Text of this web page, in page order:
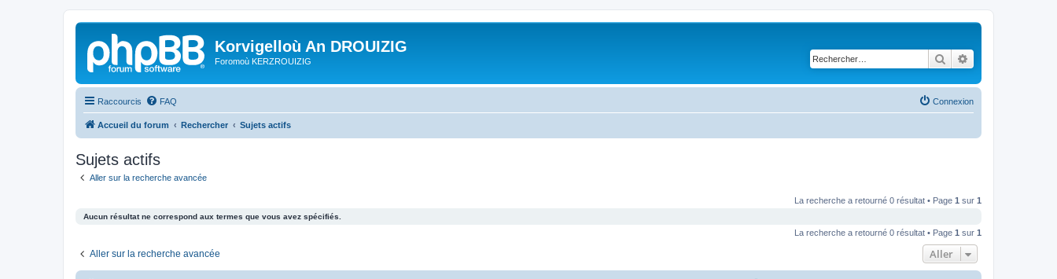
Korvigelloù An DROUIZIG
Foromoù KERZROUIZIG Rechercher
Raccourcis FAQ Connexion
Accueil du forum Rechercher Sujets actifs
Sujets actifs
Aller sur la recherche avancée
La recherche a retourné 0 résultat • Page 1 sur 1
Aucun résultat ne correspond aux termes que vous avez spécifiés.
La recherche a retourné 0 résultat • Page 1 sur 1
Aller sur la recherche avancée Aller